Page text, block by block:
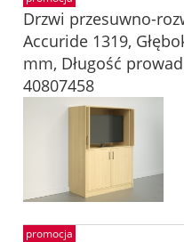
Drzwi przesuwno-
Accuride 1319,
mm, Długość
40807458
promocja